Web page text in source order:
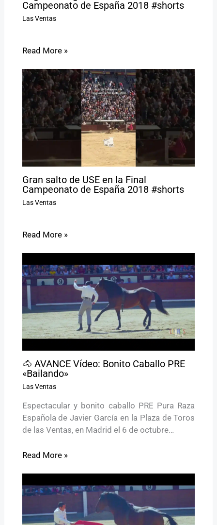
Campeonato de España 2018 #shorts
Las Ventas
Read More »
Gran salto de USE en la Final
Campeonato de España 2018 #shorts
Las Ventas
Read More »
🐴 AVANCE Vídeo: Bonito Caballo PRE
«Bailando»
Las Ventas
Espectacular y bonito caballo PRE Pura Raza
Española de Javier García en la Plaza de Toros
de las Ventas, en Madrid el 6 de octubre…
Read More »